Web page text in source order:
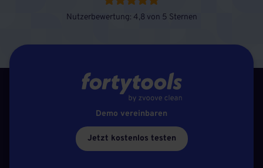
Nutzerbewertung: 4,8 von 5 Sternen
Demo vereinbaren
Jetzt kostenlos testen